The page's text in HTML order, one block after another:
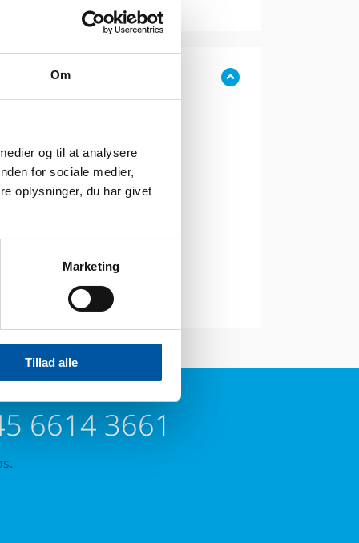
Om
og til at analysere
for sociale medier,
oplysninger, du har givet
Marketing
Tillad alle
6614 3661